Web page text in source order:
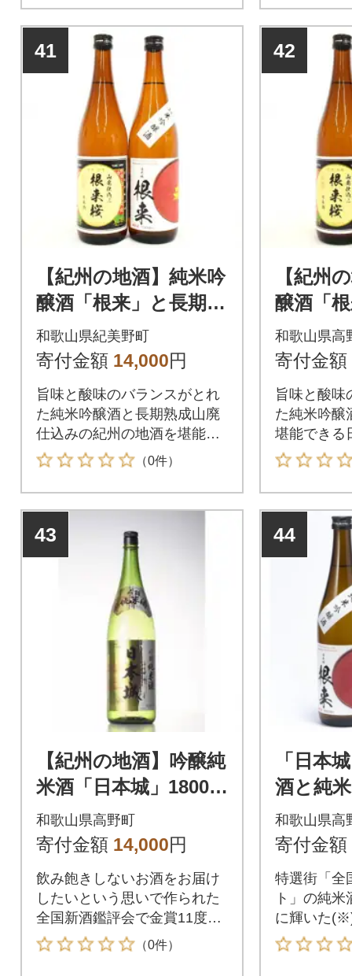
41
【紀州の地酒】純米吟
醸酒「根来」と長期熟
成山廃仕込み「根来
桜」各720ml 2本セ
和歌山県紀美野町
寄付金額 14,000円
旨味と酸味のバランスがとれ
た純米吟醸酒と長期熟成山廃
仕込みの紀州の地酒を堪能で
きる日本酒です。
（0件）
42
【紀州
醸酒「
成山廃
桜」各
和歌山県高
寄付金額
旨味と酸味
た純米吟醸
堪能できる
す。
43
【紀州の地酒】吟醸純
米酒「日本城」1800m
l(高野町)
和歌山県高野町
寄付金額 14,000円
飲み飽きしないお酒をお届け
したいという思いで作られた
全国新酒鑑評会で金賞11度受
賞の日本城です。
（0件）
44
「日本
酒と純
来」
ット (高
和歌山県高
寄付金額
特選街「全
ト」の純
に輝いた
べセット